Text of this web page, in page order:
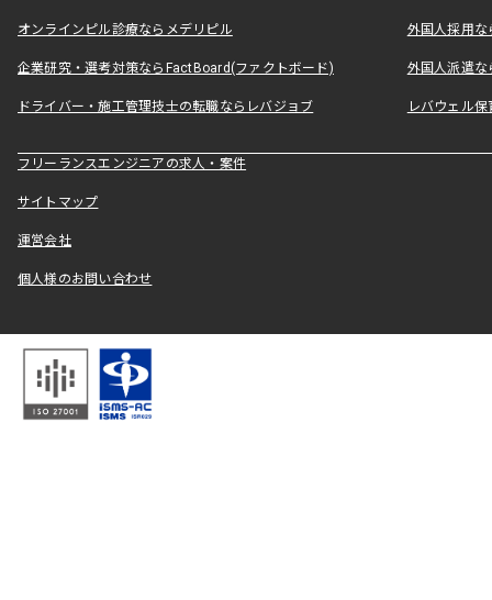
オンラインピル診療ならメデリピル 外国人採用
企業研究・選考対策ならFactBoard(ファクトボード) 外国人派遣な
ドライバー・施工管理技士の転職ならレバジョブ レバウェル
フリーランスエンジニアの求人・案件
サイトマップ
運営会社
個人様のお問い合わせ